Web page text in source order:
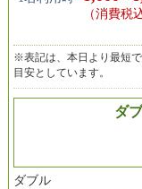
（消費税
※表記は、本日より最短
目安としています。
ダ
ダブル